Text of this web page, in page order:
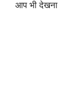
आप भी